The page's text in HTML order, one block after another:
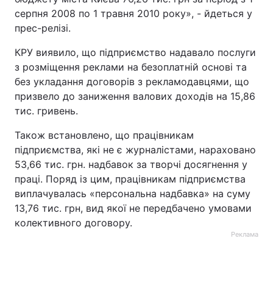
серпня 2008 по 1 травня 2010 року», - йдеться у
прес-релізі.
КРУ виявило, що підприємство надавало послуги
з розміщення реклами на безоплатній основі та
без укладання договорів з рекламодавцями, що
призвело до заниження валових доходів на 15,86
тис. гривень.
Також встановлено, що працівникам
підприємства, які не є журналістами, нараховано
53,66 тис. грн. надбавок за творчі досягнення у
праці. Поряд із цим, працівникам підприємства
виплачувалась «персональна надбавка» на суму
13,76 тис. грн, вид якої не передбачено умовами
колективного договору.
Реклама